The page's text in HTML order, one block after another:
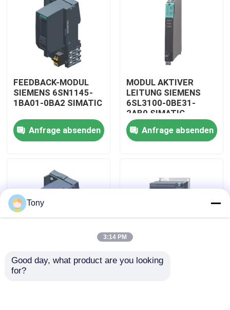
Zu Hause
Produkte
Über uns
Werksbesichtigung
Qualitätskontrolle
Kontakt mit uns
Bitte um ein Angebot
Programmierbarer Logik-Prüfer PLC
Allen Bradley PLC-Modul
FEEDBACK-MODUL
SIEMENS 6SN1145-
1BA01-0BA2 SIMATIC
Anfrage absenden
MODUL AKTIVER
LEITUNG SIEMENS
6SL3100-0BE31-
2AB0 SIMATIC
Anfrage absenden
MODUL AKTIVER
LEITUNG SIEMENS
DOPPELT-
Tony
3:14 PM
Good day, what product are you looking
for?